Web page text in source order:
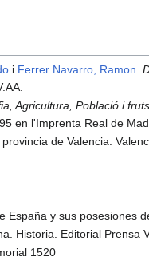
i Ferrer Navarro, Ramon .
Agricultura, Població i
en l'Imprenta Real de
de Valencia.
España y sus posesiones
Historia. Editorial Prensa
1520